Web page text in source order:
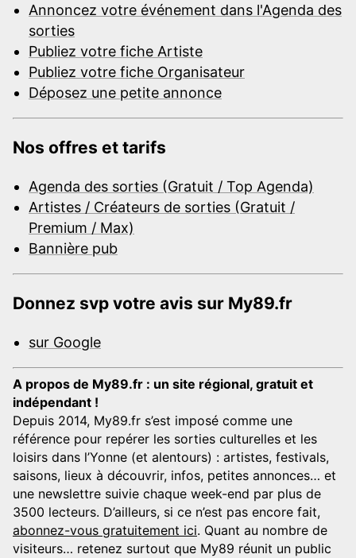
Annoncez votre événement dans l'Agenda des
sorties
Publiez votre fiche Artiste
Publiez votre fiche Organisateur
Déposez une petite annonce
Nos offres et tarifs
Agenda des sorties (Gratuit / Top Agenda)
Artistes / Créateurs de sorties (Gratuit /
Premium / Max)
Bannière pub
Donnez svp votre avis sur My89.fr
sur Google
A propos de My89.fr : un site régional, gratuit et
indépendant !
Depuis 2014, My89.fr s’est imposé comme une
référence pour repérer les sorties culturelles et les
loisirs dans l’Yonne (et alentours) : artistes, festivals,
saisons, lieux à découvrir, infos, petites annonces… et
une newslettre suivie chaque week-end par plus de
3500 lecteurs. D’ailleurs, si ce n’est pas encore fait,
abonnez-vous gratuitement ici. Quant au nombre de
visiteurs… retenez surtout que My89 réunit un public